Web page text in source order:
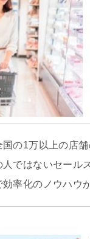
国の1万以上の店
ではないセール
率化のノウハウ